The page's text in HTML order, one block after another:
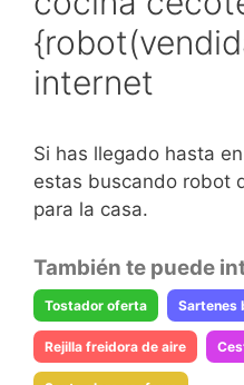
internet
Si has llegado hasta
estas buscando robot
para la casa.
También te puede
Tostador oferta Sartenes
Rejilla freidora de aire